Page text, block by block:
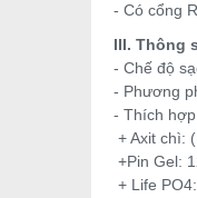
- Có cổng
III. Thông
- Chế độ
- Phương
- Thích
+ Axit chì:
+Pin Gel:
+ Life